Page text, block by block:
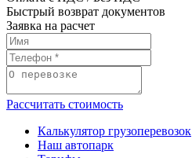
Быстрый возврат документов
Заявка на расчет
Рассчитать стоимость
Калькулятор грузоперевозок
Наш автопарк